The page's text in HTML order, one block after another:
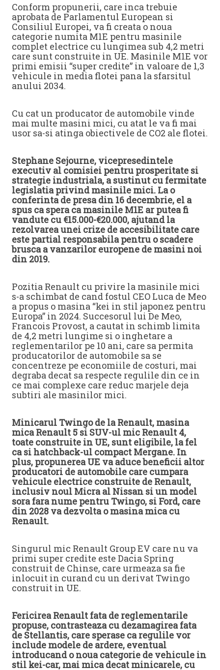
Conform propunerii, care inca trebuie
aprobata de Parlamentul European si
Consiliul Europei, va fi creata o noua
categorie numita M1E pentru masinile
complet electrice cu lungimea sub 4,2 metri
care sunt construite in UE. Masinile M1E vor
primi emisii “super credite” in valoare de 1,3
vehicule in media flotei pana la sfarsitul
anului 2034.
Cu cat un producator de automobile vinde
mai multe masini mici, cu atat le va fi mai
usor sa-si atinga obiectivele de CO2 ale flotei.
Stephane Sejourne, vicepresedintele
executiv al comisiei pentru prosperitate si
strategie industriala, a sustinut cu fermitate
legislatia privind masinile mici. La o
conferinta de presa din 16 decembrie, el a
spus ca spera ca masinile M1E ar putea fi
vandute cu €15.000-€20.000, ajutand la
rezolvarea unei crize de accesibilitate care
este partial responsabila pentru o scadere
brusca a vanzarilor europene de masini noi
din 2019.
Pozitia Renault cu privire la masinile mici
s-a schimbat de cand fostul CEO Luca de Meo
a propus o masina “kei in stil japonez pentru
Europa” in 2024. Succesorul lui De Meo,
Francois Provost, a cautat in schimb limita
de 4,2 metri lungime si o inghetare a
reglementarilor pe 10 ani, care sa permita
producatorilor de automobile sa se
concentreze pe economiile de costuri, mai
degraba decat sa respecte regulile din ce in
ce mai complexe care reduc marjele deja
subtiri ale masinilor mici.
Minicarul Twingo de la Renault, masina
mica Renault 5 si SUV-ul mic Renault 4,
toate construite in UE, sunt eligibile, la fel
ca si hatchback-ul compact Mergane. In
plus, propunerea UE va aduce beneficii altor
producatori de automobile care cumpara
vehicule electrice construite de Renault,
inclusiv noul Micra al Nissan si un model
sora fara nume pentru Twingo, si Ford, care
din 2028 va dezvolta o masina mica cu
Renault.
Singurul mic Renault Group EV care nu va
primi super credite este Dacia Spring
construit de Chinse, care urmeaza sa fie
inlocuit in curand cu un derivat Twingo
construit in UE.
Fericirea Renault fata de reglementarile
propuse, contrasteaza cu dezamagirea fata
de Stellantis, care sperase ca regulile vor
include modele de ardere, eventual
introducand o noua categorie de vehicule in
stil kei-car, mai mica decat minicarele, cu